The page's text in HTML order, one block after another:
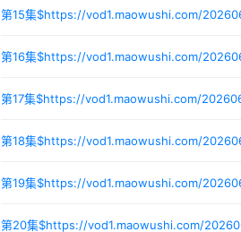
第15集$https://vod1.maowushi.com/
第16集$https://vod1.maowushi.com/
第17集$https://vod1.maowushi.com/
第18集$https://vod1.maowushi.com/
第19集$https://vod1.maowushi.com/
第20集$https://vod1.maowushi.com/